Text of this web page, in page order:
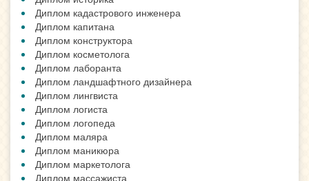
Диплом кадастрового инженера
Диплом капитана
Диплом конструктора
Диплом косметолога
Диплом лаборанта
Диплом ландшафтного дизайнера
Диплом лингвиста
Диплом логиста
Диплом логопеда
Диплом маляра
Диплом маникюра
Диплом маркетолога
Диплом массажиста